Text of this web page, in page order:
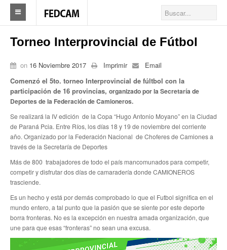
Home
Federación
Autoridades
Nuestros Sindicatos
Delegaciones en el país
Actualidad Sindicatos
Camioneros solidarios
Publicaciones
Revista Los Camioneros
Anuario 20 años
Torneo Interprovincial de Fútbol
on 16 Noviembre 2017 Imprimir
Email
Comenzó el 5to. torneo Interprovincial de fúltbol con la
participación de 16 provincias, organizado por la Secretaría de
Deportes de la Federación de Camioneros.
Se realizará la IV edición de la Copa “Hugo Antonio Moyano” en la Ciudad
de Paraná Pcia. Entre Ríos, los días 18 y 19 de noviembre del corriente
año. Organizado por la Federación Nacional de Choferes de Camiones a
través de la Secretaría de Deportes
Más de 800 trabajadores de todo el país mancomunados para competir,
competir y disfrutar dos días de camaradería donde CAMIONEROS
trasciende.
Es un hecho y está por demás comprobado lo que el Futbol significa en el
mundo entero, a tal punto que la pasión que se siente por este deporte
borra fronteras. No es la excepción en nuestra amada organización, que
une para que esas “fronteras” no sean una excusa.